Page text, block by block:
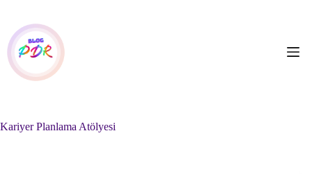
content
Kariyer Planlama Atölyesi